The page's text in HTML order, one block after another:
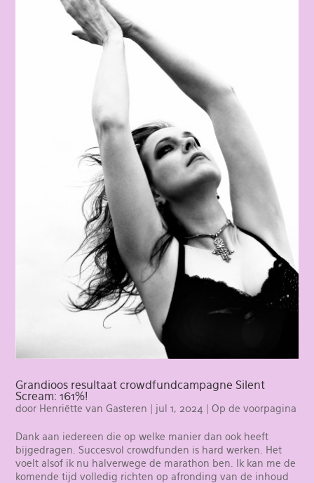
Grandioos resultaat crowdfundcampagne Silent
Scream: 161%!
door Henriëtte van Gasteren jul 1, 2024 |Op de voorpagina
Dank aan iedereen die op welke manier dan ook heeft
bijgedragen. Succesvol crowdfunden is hard werken. Het
voelt alsof ik nu halverwege de marathon ben. Ik kan me de
komende tijd volledig richten op afronding van de inhoud